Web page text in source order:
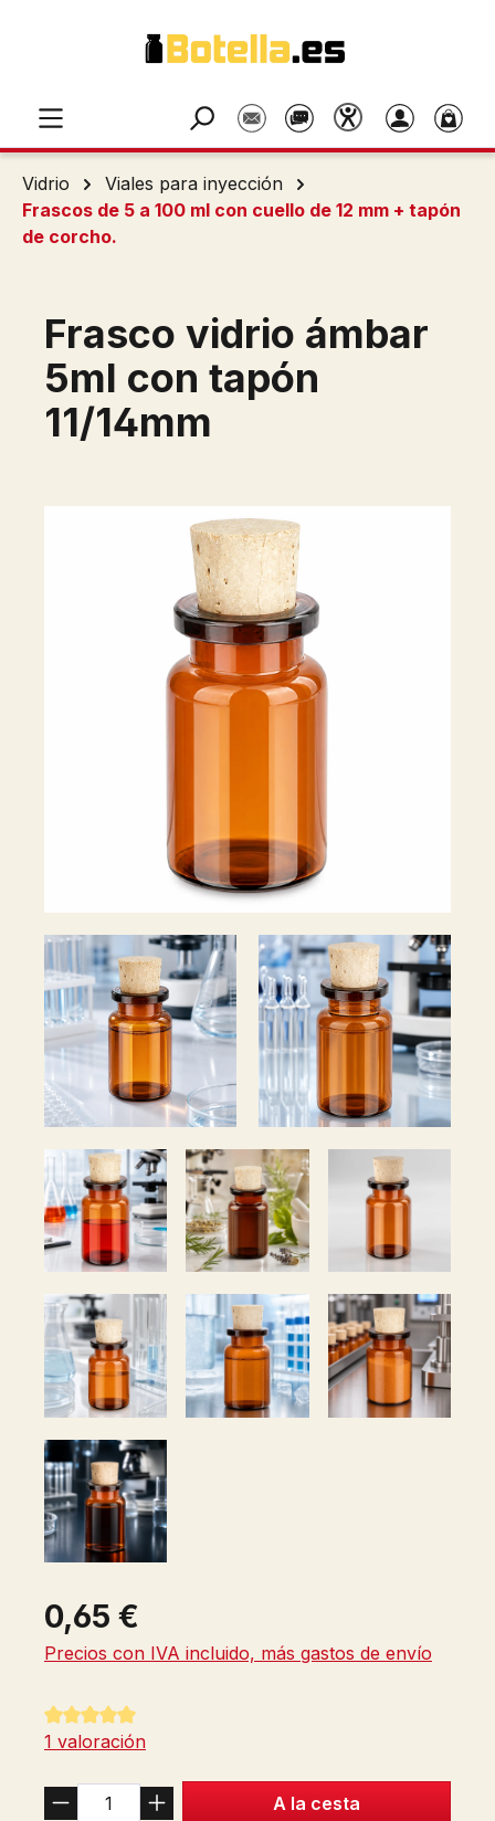
Vidrio
Viales para inyección
Frascos de 5 a 100 ml con cuello de 12 mm + tapón
de corcho.
Frasco vidrio ámbar
5ml con tapón
11/14mm
0,65 €
Precios con IVA incluido, más gastos de envío
Calificación promedio de 5 de 5 estrellas
1 valoración
A la cesta